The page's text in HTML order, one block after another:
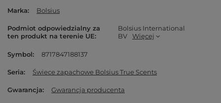
Marka Bolsius
Podmiot odpowiedzialny za
ten produkt na terenie UE
Bolsius International
BV
Więcej
Symbol 8717847188137
Seria Świece zapachowe Bolsius True Scents
Gwarancja Gwarancja producenta